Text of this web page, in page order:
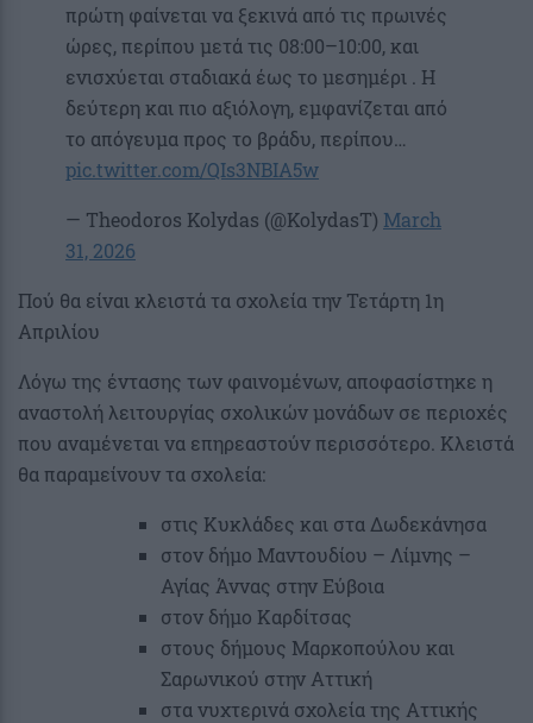
πρώτη φαίνεται να ξεκινά από τις πρωινές
ώρες, περίπου μετά τις 08:00–10:00, και
ενισχύεται σταδιακά έως το μεσημέρι . H
δεύτερη και πιο αξιόλογη, εμφανίζεται από
το απόγευμα προς το βράδυ, περίπου…
pic.twitter.com/QIs3NBIA5w
— Theodoros Kolydas (@KolydasT) March
31, 2026
Πού θα είναι κλειστά τα σχολεία την Τετάρτη 1η
Απριλίου
Λόγω της έντασης των φαινομένων, αποφασίστηκε η
αναστολή λειτουργίας σχολικών μονάδων σε περιοχές
που αναμένεται να επηρεαστούν περισσότερο. Κλειστά
θα παραμείνουν τα σχολεία:
στις Κυκλάδες και στα Δωδεκάνησα
στον δήμο Μαντουδίου – Λίμνης –
Αγίας Άννας στην Εύβοια
στον δήμο Καρδίτσας
στους δήμους Μαρκοπούλου και
Σαρωνικού στην Αττική
στα νυχτερινά σχολεία της Αττικής